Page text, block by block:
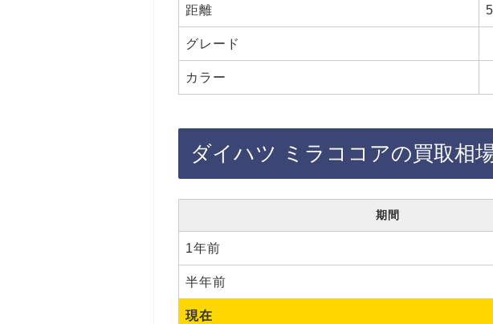
距離
グレード
カラー
ダイハツ ミラココアの買取相
期間
1年前
半年前
現在